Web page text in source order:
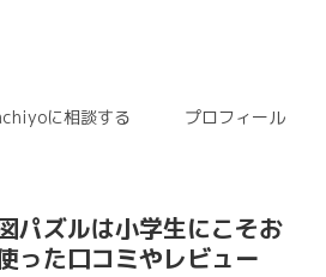
に相談する プロフィール
パズルは小学生にこそお
った口コミやレビュー